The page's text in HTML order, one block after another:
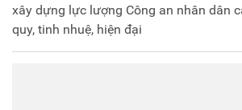
xây dựng lực lượng Công an nhân dân
quy, tinh nhuệ, hiện đại